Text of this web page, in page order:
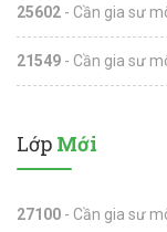
25602 - Cần gia sư
21549 - Cần gia sư
Lớp Mới
27100 - Cần gia sư